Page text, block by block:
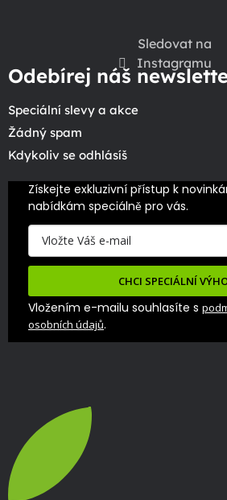
Sledovat na
Instagramu
Odebírej náš
Speciální slevy a akce
Žádný spam
Kdykoliv se odhlásíš
Získejte exkluzivní přístup k
nabídkám speciálně pro vás.
CHCI SPECIÁLNÍ
Vložením e-mailu souhlasíte s
osobních údajů.